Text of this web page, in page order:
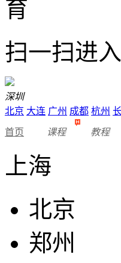
扫一扫进
深圳
北京 大连 广州 成都 杭州
首页 课程 教程
上海
北京
郑州